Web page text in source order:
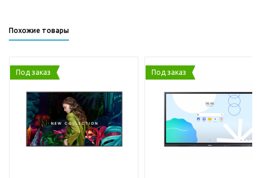
Похожие товары
Под заказ Под заказ